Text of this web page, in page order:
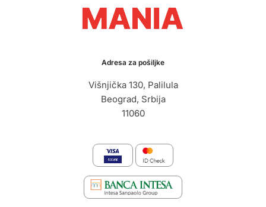
Adresa za pošiljke
Višnjička 130, Palilula
Beograd, Srbija
11060